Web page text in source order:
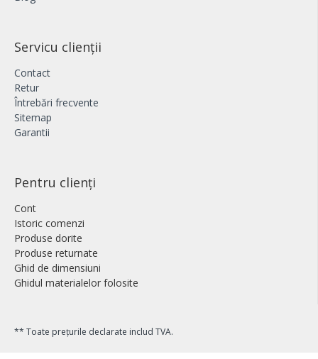
Servicu clienții
Contact
Retur
Întrebări frecvente
Sitemap
Garantii
Pentru clienți
Cont
Istoric comenzi
Produse dorite
Produse returnate
Ghid de dimensiuni
Ghidul materialelor folosite
** Toate prețurile declarate includ TVA.